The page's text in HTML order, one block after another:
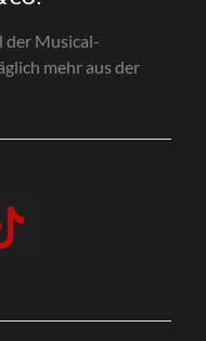
der Musical-
mehr aus der